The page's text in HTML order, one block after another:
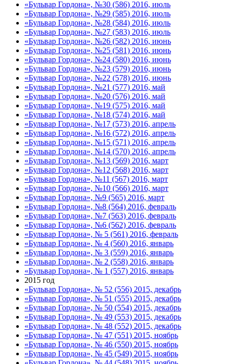
«Бульвар Гордона», №30 (586) 2016, июль
«Бульвар Гордона», №29 (585) 2016, июль
«Бульвар Гордона», №28 (584) 2016, июль
«Бульвар Гордона», №27 (583) 2016, июль
«Бульвар Гордона», №26 (582) 2016, июнь
«Бульвар Гордона», №25 (581) 2016, июнь
«Бульвар Гордона», №24 (580) 2016, июнь
«Бульвар Гордона», №23 (579) 2016, июнь
«Бульвар Гордона», №22 (578) 2016, июнь
«Бульвар Гордона», №21 (577) 2016, май
«Бульвар Гордона», №20 (576) 2016, май
«Бульвар Гордона», №19 (575) 2016, май
«Бульвар Гордона», №18 (574) 2016, май
«Бульвар Гордона», №17 (573) 2016, апрель
«Бульвар Гордона», №16 (572) 2016, апрель
«Бульвар Гордона», №15 (571) 2016, апрель
«Бульвар Гордона», №14 (570) 2016, апрель
«Бульвар Гордона», №13 (569) 2016, март
«Бульвар Гордона», №12 (568) 2016, март
«Бульвар Гордона», №11 (567) 2016, март
«Бульвар Гордона», №10 (566) 2016, март
«Бульвар Гордона», №9 (565) 2016, март
«Бульвар Гордона», №8 (564) 2016, февраль
«Бульвар Гордона», №7 (563) 2016, февраль
«Бульвар Гордона», №6 (562) 2016, февраль
«Бульвар Гордона», № 5 (561) 2016, февраль
«Бульвар Гордона», № 4 (560) 2016, январь
«Бульвар Гордона», № 3 (559) 2016, январь
«Бульвар Гордона», № 2 (558) 2016, январь
«Бульвар Гордона», № 1 (557) 2016, январь
2015 год
«Бульвар Гордона», № 52 (556) 2015, декабрь
«Бульвар Гордона», № 51 (555) 2015, декабрь
«Бульвар Гордона», № 50 (554) 2015, декабрь
«Бульвар Гордона», № 49 (553) 2015, декабрь
«Бульвар Гордона», № 48 (552) 2015, декабрь
«Бульвар Гордона», № 47 (551) 2015, ноябрь
«Бульвар Гордона», № 46 (550) 2015, ноябрь
«Бульвар Гордона», № 45 (549) 2015, ноябрь